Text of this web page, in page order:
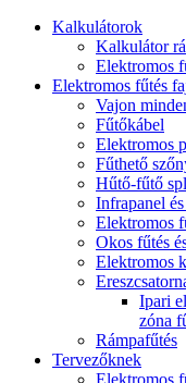
Kalkulátorok
Kalkulátor
Elektromos
Elektromos fűtés
Vajon
Fűtőkábel
Elektromos
Fűthető
Hűtő-fűtő
Infrapanel
Elektromos
Okos fűtés
Elektromos
Ipari
zóna
Rámpafűtés
Tervezőknek
Elektromos